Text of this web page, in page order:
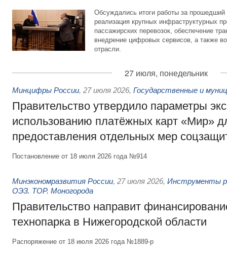
Обсуждались итоги работы за
реализация крупных инфраструктурных
пассажирских перевозок, обеспечение
внедрение цифровых сервисов, а также
отрасли.
27 июля, понедельник
Минцифры России, 27 июля 2026, Государственные и
Правительство утвердило параметры
использованию платёжных карт «Мир»
предоставления отдельных мер
Постановление от 18 июля 2026 года №914
Минэкономразвития России, 27 июля 2026, Инструменты
ОЭЗ. ТОР. Моногорода
Правительство направит
технопарка в Нижегородской области
Распоряжение от 18 июля 2026 года №1889-р